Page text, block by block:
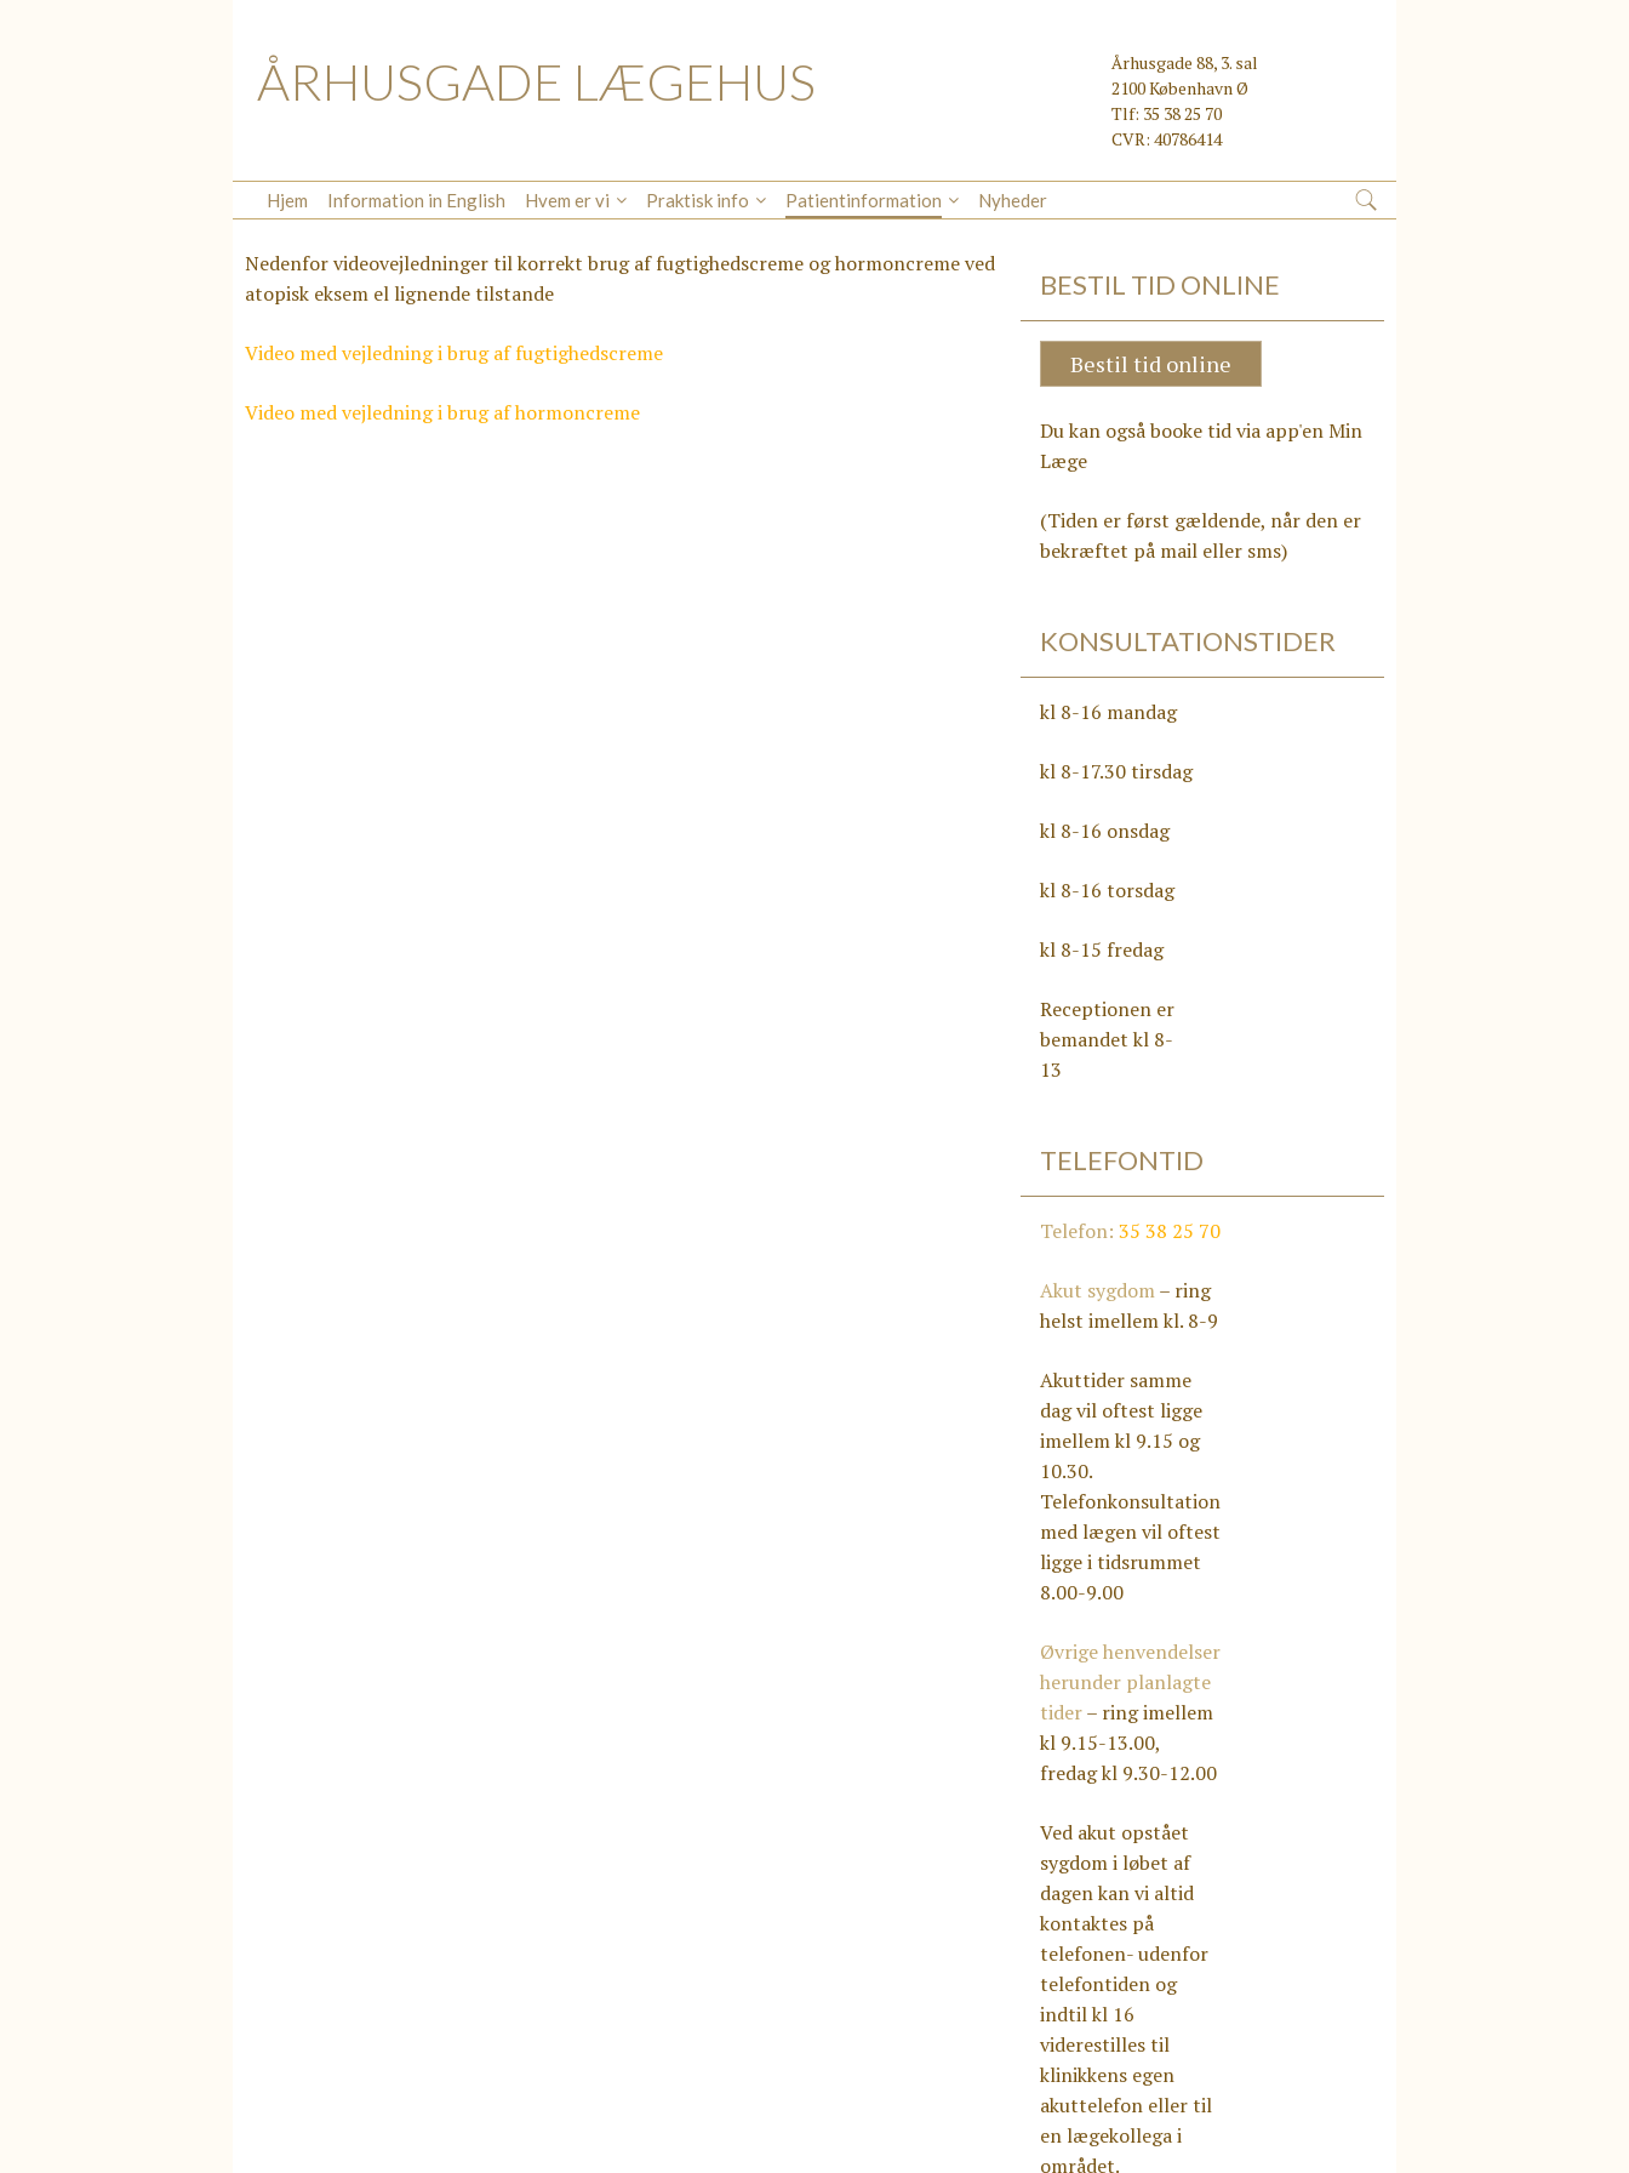
ÅRHUSGADE LÆGEHUS
Århusgade 88, 3. sal
2100 København Ø
Tlf: 35 38 25 70
CVR: 40786414
Hjem Information in English Hvem er vi Praktisk info Patientinformation Nyheder
Nedenfor videovejledninger til korrekt brug af fugtighedscreme og hormoncreme ved
atopisk eksem el lignende tilstande
Video med vejledning i brug af fugtighedscreme
Video med vejledning i brug af hormoncreme
BESTIL TID ONLINE
Bestil tid online
Du kan også booke tid via app'en Min
Læge
(Tiden er først gældende, når den er
bekræftet på mail eller sms)
KONSULTATIONSTIDER
kl 8-16 mandag
kl 8-17.30 tirsdag
kl 8-16 onsdag
kl 8-16 torsdag
kl 8-15 fredag
Receptionen er
bemandet kl 8-
13
TELEFONTID
Telefon: 35 38 25 70
Akut sygdom– ring
helst imellem kl. 8-9
Akuttider samme
dag vil oftest ligge
imellem kl 9.15 og
10.30.
Telefonkonsultation
med lægen vil oftest
ligge i tidsrummet
8.00-9.00
Øvrige henvendelser
herunder planlagte
tider– ring imellem
kl 9.15-13.00,
fredag kl 9.30-12.00
Ved akut opstået
sygdom i løbet af
dagen kan vi altid
kontaktes på
telefonen- udenfor
telefontiden og
indtil kl 16
viderestilles til
klinikkens egen
akuttelefon eller til
en lægekollega i
området.